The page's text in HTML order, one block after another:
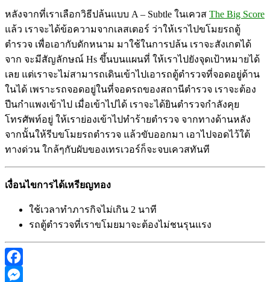
หลังจากที่เราเลือกวิธีปล้นแบบ A – Subtle ในเควส The Big Score
แล้ว เราจะได้ข้อความจากเลสเตอร์ ว่าให้เราไปขโมยรถตู้
ตำรวจ เพื่อเอากับดักหนาม มาใช้ในการปล้น เราจะสังเกตได้
จาก จะมีสัญลักษณ์ Hs ขึ้นบนแผนที่ ให้เราไปยังจุดเป้าหมายได้
เลย แต่เราจะไม่สามารถเดินเข้าไปเอารถตู้ตำรวจที่จอดอยู่ด้าน
ในได้ เพราะรถจอดอยู่ในที่จอดรถของสถานีตำรวจ เราจะต้อง
ปีนกำแพงเข้าไป เมื่อเข้าไปได้ เราจะได้ยินตำรวจกำลังคุย
โทรศัพท์อยู่ ให้เราย่องเข้าไปทำร้ายตำรวจ จากทางด้านหลัง
จากนั้นให้รีบขโมยรถตำรวจ แล้วขับออกมา เอาไปจอดไว้ใต้
ทางด่วน ใกล้ๆกับผับของเทรเวอร์ก็จะจบเควสทันที
เงื่อนไขการได้เหรียญทอง
ใช้เวลาทำภารกิจไม่เกิน 2 นาที
รถตู้ตำรวจที่เราขโมยมาจะต้องไม่ชนรุนแรง
Facebook